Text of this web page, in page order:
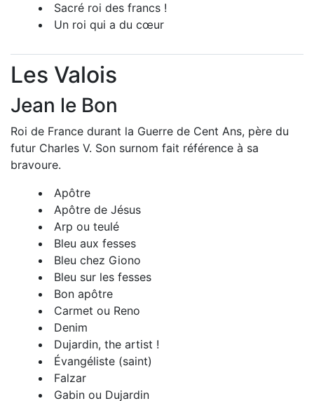
Sacré roi des francs !
Un roi qui a du cœur
Les Valois
Jean le Bon
Roi de France durant la Guerre de Cent Ans, père du
futur Charles V. Son surnom fait référence à sa
bravoure.
Apôtre
Apôtre de Jésus
Arp ou teulé
Bleu aux fesses
Bleu chez Giono
Bleu sur les fesses
Bon apôtre
Carmet ou Reno
Denim
Dujardin, the artist !
Évangéliste (saint)
Falzar
Gabin ou Dujardin